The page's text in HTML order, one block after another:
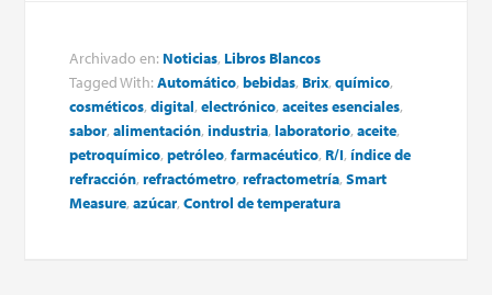
Archivado en: Noticias, Libros Blancos
Tagged With:Automático,bebidas, Brix,químico,
cosméticos,digital,electrónico,aceites esenciales,
sabor,alimentación,industria,laboratorio,aceite,
petroquímico,petróleo,farmacéutico, R/I,índice de
refracción,refractómetro,refractometría,Smart
Measure,azúcar,Control de temperatura